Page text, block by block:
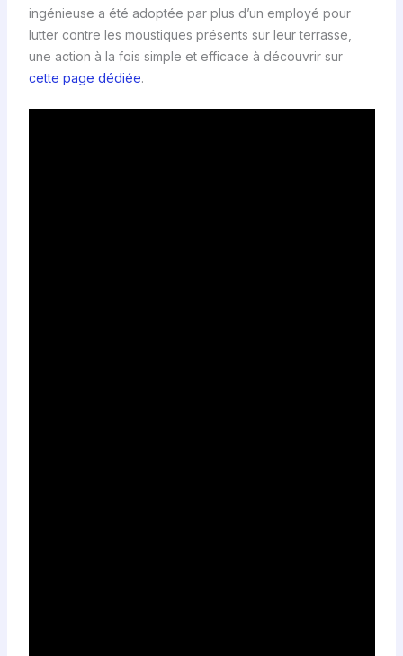
ingénieuse a été adoptée par plus d’un employé pour
lutter contre les moustiques présents sur leur terrasse,
une action à la fois simple et efficace à découvrir sur
cette page dédiée.